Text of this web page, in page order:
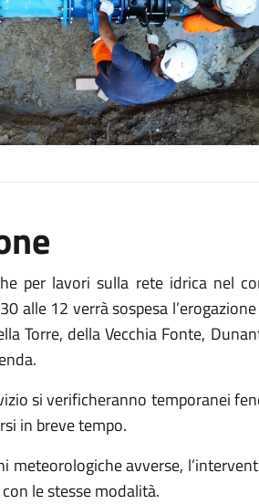
per lavori sulla rete idrica nel
alle 12 verrà sospesa
Torre, della Vecchia Fonte,
si verificheranno temporanei
in breve tempo.
meteorologiche avverse,
le stesse modalità.